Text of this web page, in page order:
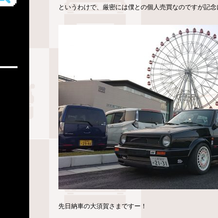
というわけで、厳密には僕との個人売買なのですが記
先日納車の大須賀さまですー！